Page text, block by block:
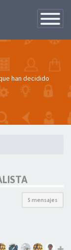
de
han decidido
5 mensajes